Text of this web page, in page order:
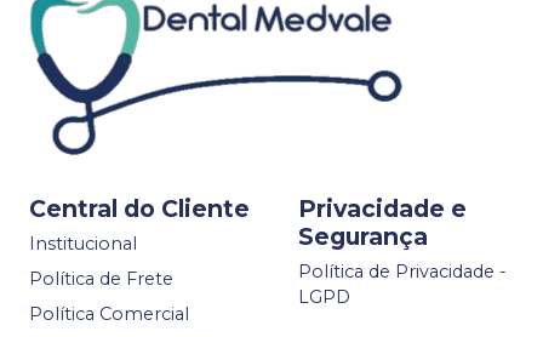
Central do Cliente
Institucional
Política de Frete
Política Comercial
Privacidade e
Segurança
Política de Privacidade -
LGPD